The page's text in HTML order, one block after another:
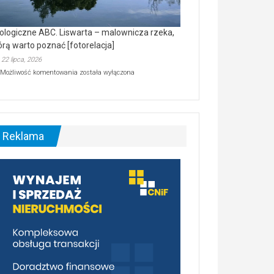
ABC. Liswarta – malownicza rzeka,
warto poznać [fotorelacja]
22 lipca, 2026
Możliwość komentowania Ekologiczne
–
malownicza
[fotorelacja]
została wyłączona
Reklama